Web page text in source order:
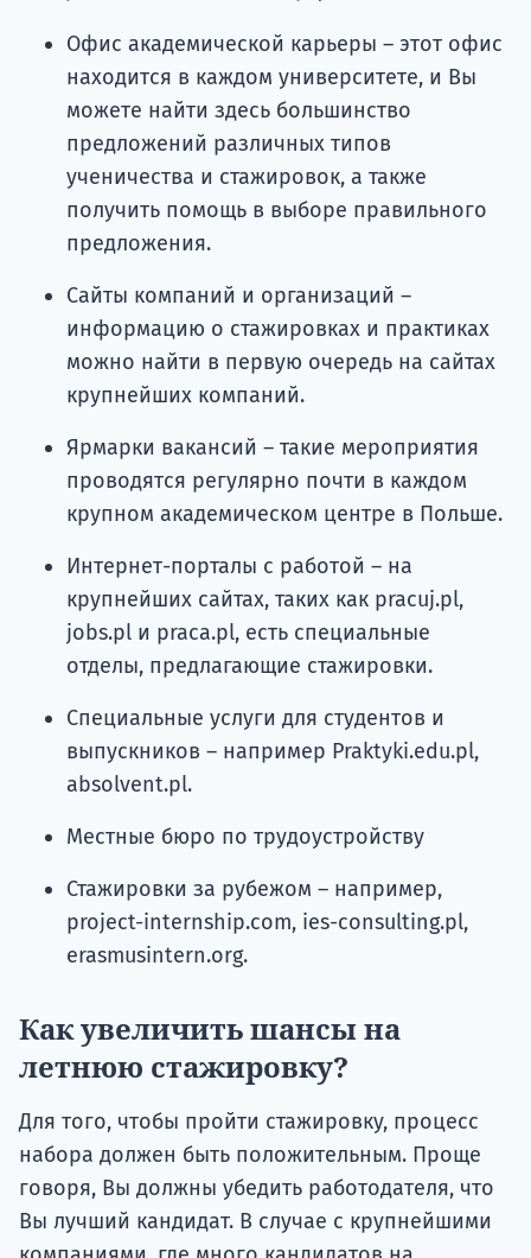
Офис академической карьеры – этот офис
находится в каждом университете, и Вы
можете найти здесь большинство
предложений различных типов
ученичества и стажировок, а также
получить помощь в выборе правильного
предложения.
Сайты компаний и организаций –
информацию о стажировках и практиках
можно найти в первую очередь на сайтах
крупнейших компаний.
Ярмарки вакансий – такие мероприятия
проводятся регулярно почти в каждом
крупном академическом центре в Польше.
Интернет-порталы с работой – на
крупнейших сайтах, таких как pracuj.pl,
jobs.pl и praca.pl, есть специальные
отделы, предлагающие стажировки.
Специальные услуги для студентов и
выпускников – например Praktyki.edu.pl,
absolvent.pl.
Местные бюро по трудоустройству
Стажировки за рубежом – например,
project-internship.com, ies-consulting.pl,
erasmusintern.org.
Как увеличить шансы на
летнюю стажировку?
Для того, чтобы пройти стажировку, процесс
набора должен быть положительным. Проще
говоря, Вы должны убедить работодателя, что
Вы лучший кандидат. В случае с крупнейшими